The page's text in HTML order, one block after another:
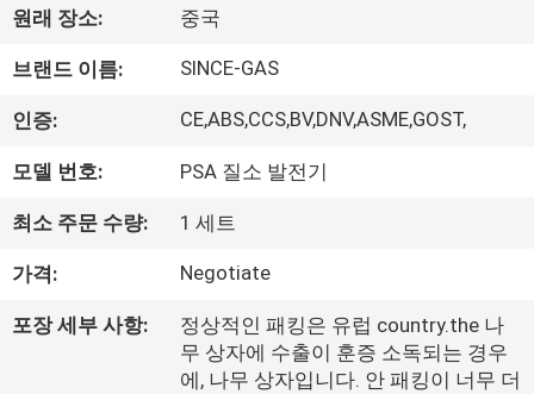
품
우
리
한
것
원래 장소: 중국
브랜드 이름: SINCE-GAS
인증: CE,ABS,CCS,BV,DNV,ASME,GOST,
모델 번호: PSA 질소 발전기
최소 주문 수량: 1 세트
가격: Negotiate
포장 세부 사항:
정상적인 패킹은 유럽 country.the 나
무 상자에 수출이 훈증 소독되는 경우
에, 나무 상자입니다. 안 패킹이 너무 더